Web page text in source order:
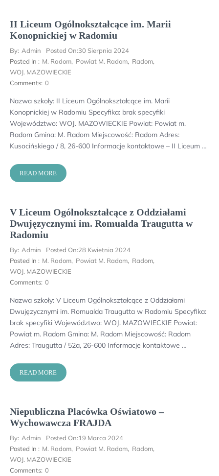
II Liceum Ogólnokształcące im. Marii
Konopnickiej w Radomiu
By: Admin Posted On:30 Sierpnia 2024
Posted In : M. Radom, Powiat M. Radom, Radom,
WOJ. MAZOWIECKIE
Comments: 0
Nazwa szkoły: II Liceum Ogólnokształcące im. Marii
Konopnickiej w Radomiu Specyfika: brak specyfiki
Województwo: WOJ. MAZOWIECKIE Powiat: Powiat m.
Radom Gmina: M. Radom Miejscowość: Radom Adres:
Kusocińskiego / 8, 26-600 Informacje kontaktowe – II Liceum …
READ MORE
V Liceum Ogólnokształcące z Oddziałami
Dwujęzycznymi im. Romualda Traugutta w
Radomiu
By: Admin Posted On:28 Kwietnia 2024
Posted In : M. Radom, Powiat M. Radom, Radom,
WOJ. MAZOWIECKIE
Comments: 0
Nazwa szkoły: V Liceum Ogólnokształcące z Oddziałami
Dwujęzycznymi im. Romualda Traugutta w Radomiu Specyfika:
brak specyfiki Województwo: WOJ. MAZOWIECKIE Powiat:
Powiat m. Radom Gmina: M. Radom Miejscowość: Radom
Adres: Traugutta / 52a, 26-600 Informacje kontaktowe …
READ MORE
Niepubliczna Placówka Oświatowo –
Wychowawcza FRAJDA
By: Admin Posted On:19 Marca 2024
Posted In : M. Radom, Powiat M. Radom, Radom,
WOJ. MAZOWIECKIE
Comments: 0